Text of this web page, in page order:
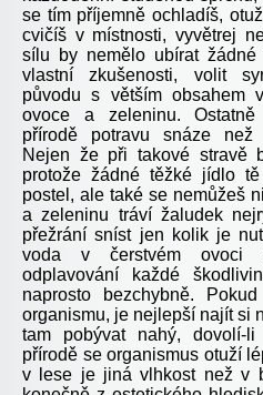
se tím příjemně ochladíš,
cvičíš v místnosti, vyvětrej
sílu by nemělo ubírat
vlastní zkušenosti, volit
původu s větším obsahem
ovoce a zeleninu.
přírodě potravu snáze než
Nejen že při takové stravě
protože žádné těžké jídlo
postel, ale také se nemůžeš
a zeleninu tráví žaludek
přežrání sníst jen kolik je
voda v čerstvém ovoci
odplavování každé
naprosto bezchybně.
organismu, je nejlepší najít si
tam pobývat nahý, dovolí-
přírodě se organismus otuží
v lese je jiná vlhkost než v